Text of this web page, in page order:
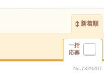
新着順
一括
応募
No.7329207